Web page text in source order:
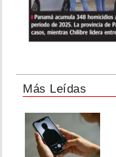
Más Leídas